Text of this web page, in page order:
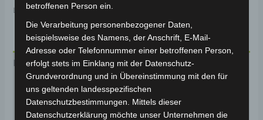
Lieferzeit:Versandfertig innerhalb 24 Stunden*
Beschreibung
Produktsicherheit
Rezensionen (0)
betroffenen Person ein.
Die Verarbeitung personenbezogener Daten,
beispielsweise des Namens, der Anschrift, E-Mail-
Adresse oder Telefonnummer einer betroffenen Person,
erfolgt stets im Einklang mit der Datenschutz-
Grundverordnung und in Übereinstimmung mit den für
uns geltenden landesspezifischen
Datenschutzbestimmungen. Mittels dieser
Datenschutzerklärung möchte unser Unternehmen die